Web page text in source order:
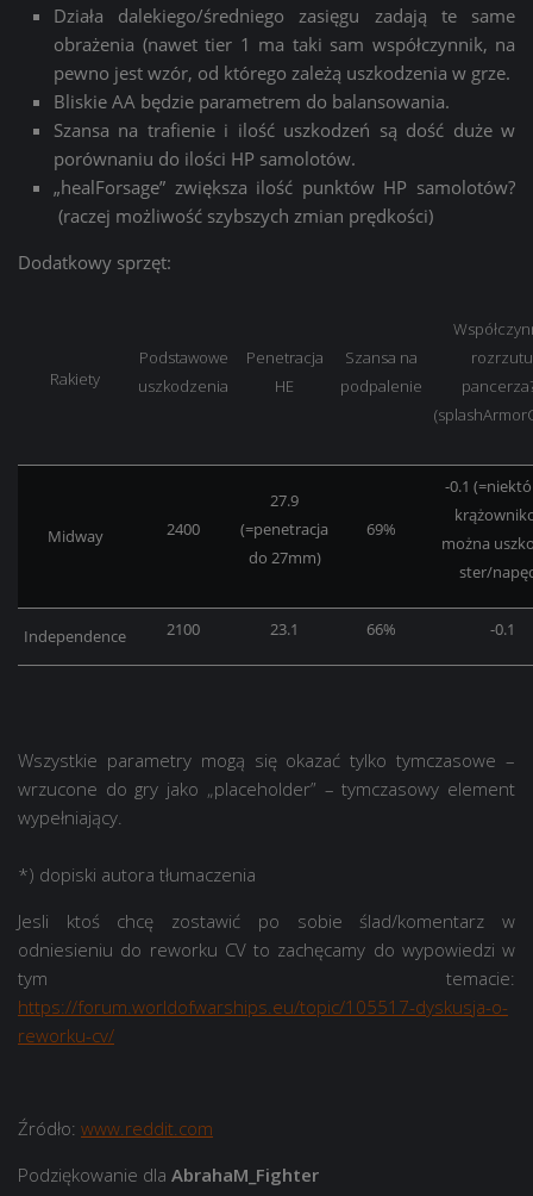
Działa dalekiego/średniego zasięgu zadają te same
obrażenia (nawet tier 1 ma taki sam współczynnik, na
pewno jest wzór, od którego zależą uszkodzenia w grze.
Bliskie AA będzie parametrem do balansowania.
Szansa na trafienie i ilość uszkodzeń są dość duże w
porównaniu do ilości HP samolotów.
„healForsage” zwiększa ilość punktów HP samolotów?
(raczej możliwość szybszych zmian prędkości)
Dodatkowy sprzęt:
Rakiety
Podstawowe
uszkodzenia
Penetracja
HE
Szansa na
podpalenie
rozrzutu
Midway 2400
27.9
(=penetracja
do 27mm)
69%
-0.1
można
ster/
Independence 2100 23.1 66% -0.1
Wszystkie parametry mogą się okazać tylko tymczasowe –
wrzucone do gry jako „placeholder” – tymczasowy element
wypełniający.
*) dopiski autora tłumaczenia
Jesli ktoś chcę zostawić po sobie ślad/komentarz w
odniesieniu do reworku CV to zachęcamy do wypowiedzi w
tym temacie:
https://forum.worldofwarships.eu/topic/105517-dyskusja-o-
reworku-cv/
Źródło: www.reddit.com
Podziękowanie dla AbrahaM_Fighter